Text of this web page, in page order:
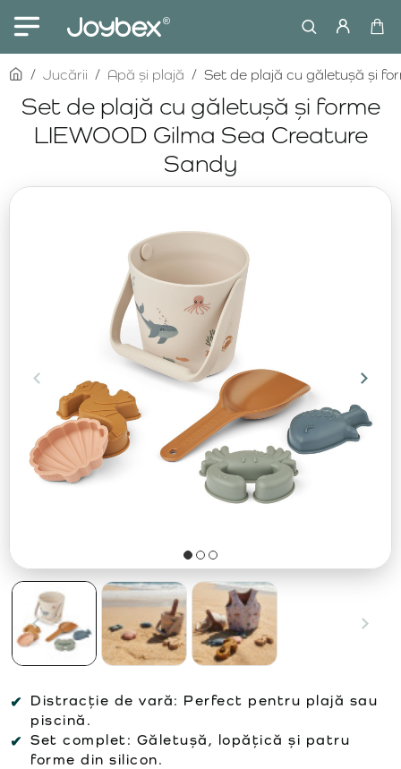
Set de plajă cu găletușă și forme
LIEWOOD Gilma Sea Creature
Sandy
homeJucării Apă și plajă Set de plajă cu găletușă și
Distracție de vară: Perfect pentru plajă sau
piscină.
Set complet: Găletușă, lopățică și patru
forme din silicon.